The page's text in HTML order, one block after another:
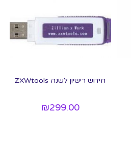
חידוש רישיון לשנה ZXWtools
₪299.00